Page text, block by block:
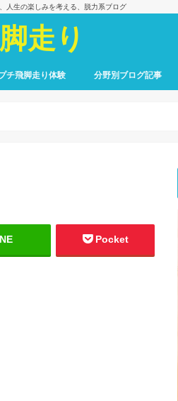
人生の楽しみを考える、脱力系ブログ
走り
チ飛脚走り体験 分野別ブログ記事
Pocket